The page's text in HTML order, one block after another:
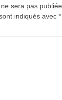
sera pas publiée.
indiqués avec *